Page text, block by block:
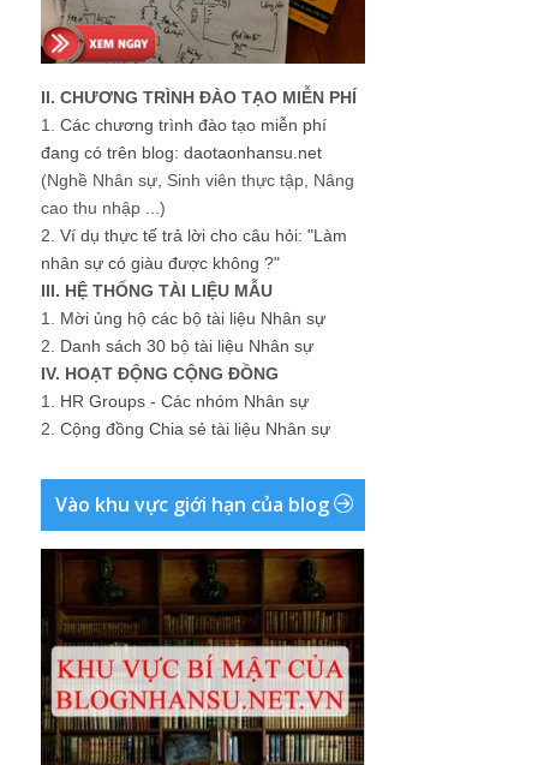
II. CHƯƠNG TRÌNH ĐÀO TẠO MIỄN PHÍ
1. Các chương trình đào tạo miễn phí
đang có trên blog: daotaonhansu.net
(Nghề Nhân sự, Sinh viên thực tập, Nâng
cao thu nhập ...)
2. Ví dụ thực tế trả lời cho câu hỏi: "Làm
nhân sự có giàu được không ?"
III. HỆ THỐNG TÀI LIỆU MẪU
1. Mời ủng hộ các bộ tài liệu Nhân sự
2. Danh sách 30 bộ tài liệu Nhân sự
IV. HOẠT ĐỘNG CỘNG ĐỒNG
1. HR Groups - Các nhóm Nhân sự
2. Cộng đồng Chia sẻ tài liệu Nhân sự
Vào khu vực giới hạn của blog